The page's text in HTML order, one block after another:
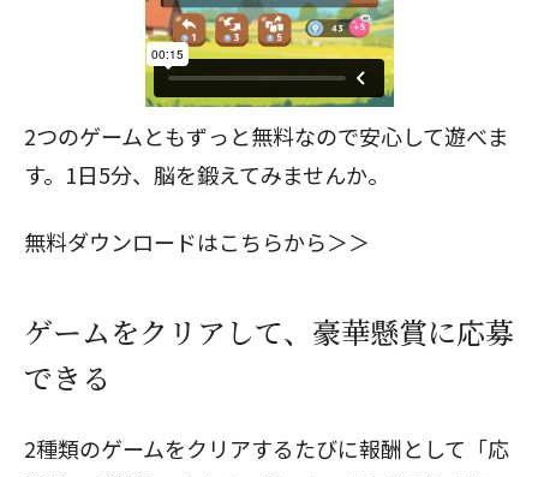
2つのゲームともずっと無料なので安心して遊べま
す。1日5分、脳を鍛えてみませんか。
無料ダウンロードはこちらから＞＞
ゲームをクリアして、豪華懸賞に応募
できる
2種類のゲームをクリアするたびに報酬として「応